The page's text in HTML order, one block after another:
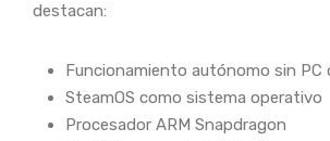
destacan:
Funcionamiento autónomo sin PC
SteamOS como sistema operativo
Procesador ARM Snapdragon